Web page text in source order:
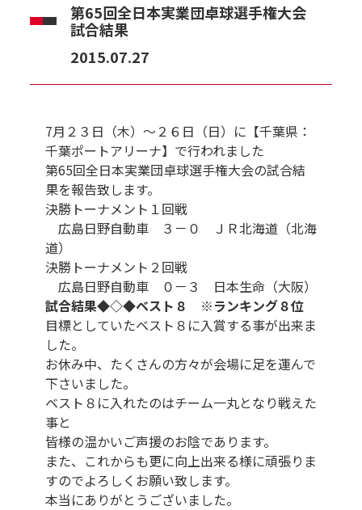
第65回全日本実業団卓球選手権大会
試合結果
2015.07.27
7月２３日（木）～２６日（日）に【千葉県：
千葉ポートアリーナ】で行われました
第65回全日本実業団卓球選手権大会の試合結
果を報告致します。
決勝トーナメント１回戦
広島日野自動車 ３－０ ＪＲ北海道（北海
道）
決勝トーナメント２回戦
広島日野自動車 ０－３ 日本生命（大阪）
試合結果◆◇◆ベスト８ ※ランキング８位
目標としていたベスト８に入賞する事が出来ま
した。
お休み中、たくさんの方々が会場に足を運んで
下さいました。
ベスト８に入れたのはチーム一丸となり戦えた
事と
皆様の温かいご声援のお陰であります。
また、これからも更に向上出来る様に頑張りま
すのでよろしくお願い致します。
本当にありがとうございました。